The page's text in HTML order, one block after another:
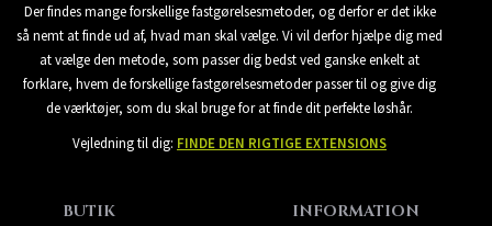
Der findes mange forskellige fastgørelsesmetoder, og derfor er det ikke
så nemt at finde ud af, hvad man skal vælge. Vi vil derfor hjælpe dig med
at vælge den metode, som passer dig bedst ved ganske enkelt at
forklare, hvem de forskellige fastgørelsesmetoder passer til og give dig
de værktøjer, som du skal bruge for at finde dit perfekte løshår.
Vejledning til dig: FINDE DEN RIGTIGE EXTENSIONS
BUTIK INFORMATION